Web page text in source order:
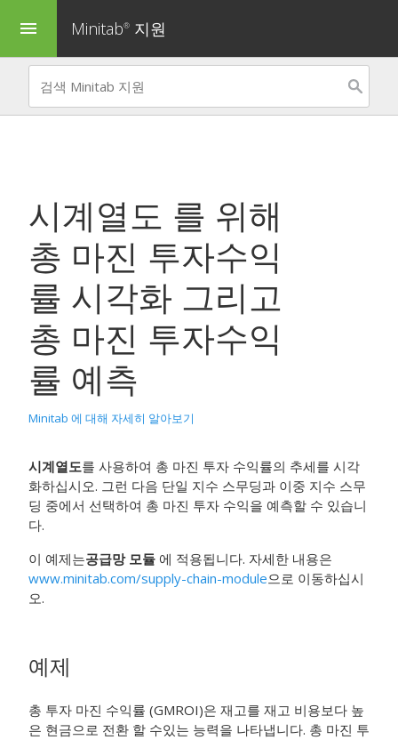
menu Minitab® 지원
시계열도 를 위해
총 마진 투자수익
률 시각화 그리고
총 마진 투자수익
률 예측
Minitab 에 대해 자세히 알아보기
시계열도를 사용하여 총 마진 투자 수익률의 추세를 시각
화하십시오. 그런 다음 단일 지수 스무딩과 이중 지수 스무
딩 중에서 선택하여 총 마진 투자 수익을 예측할 수 있습니
다.
이 예제는공급망 모듈 에 적용됩니다. 자세한 내용은
www.minitab.com/supply-chain-module으로 이동하십시
오.
예제
총 투자 마진 수익률 (GMROI)은 재고를 재고 비용보다 높
은 현금으로 전환 할 수있는 능력을 나타냅니다. 총 마진 투